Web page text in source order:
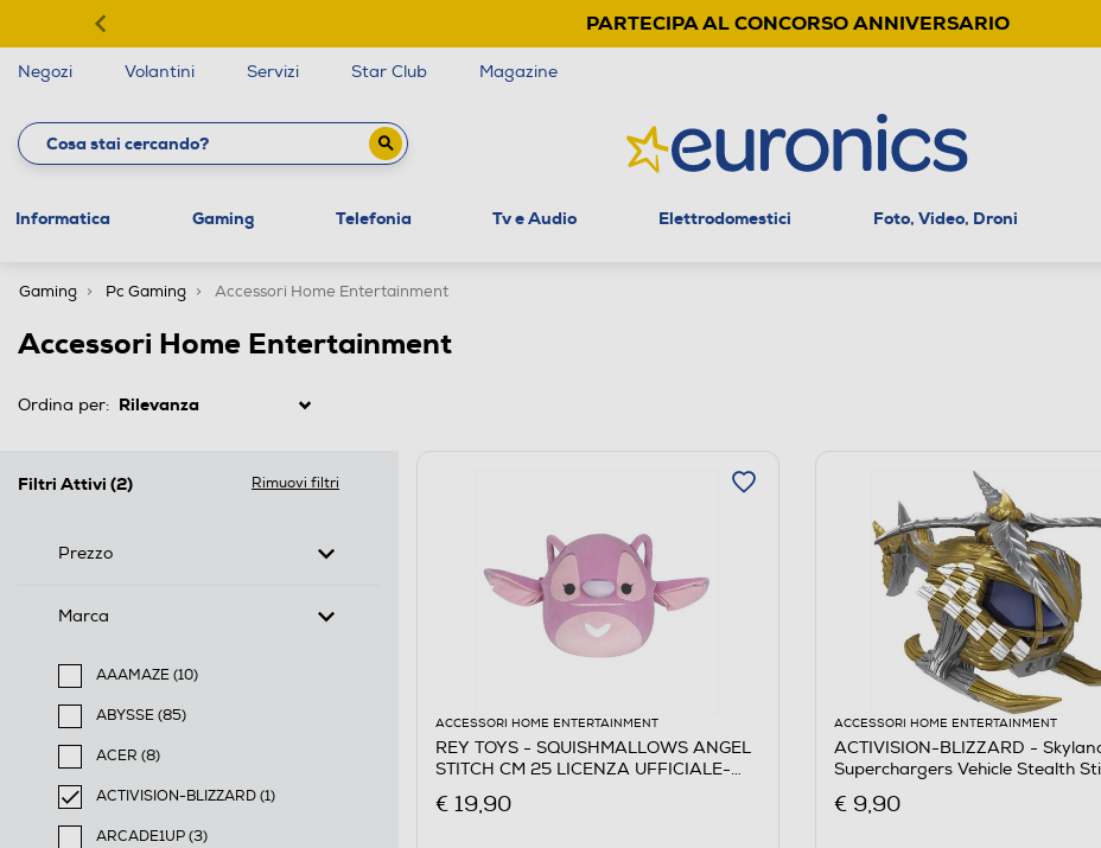
PARTECIPA AL CONCORSO ANNIVERSARIO
Negozi Volantini Servizi Star Club Magazine
Informatica Gaming Telefonia Tv e Audio Elettrodomestici Foto, Video, Droni
Gaming Pc Gaming Accessori Home Entertainment
Accessori Home Entertainment
Ordina per:
Filtri Attivi (2) Rimuovi filtri
Prezzo
Marca
AAAMAZE (10)
Filtra per Marca: AAAMAZE
ABYSSE (85)
Filtra per Marca: ABYSSE
ACER (8)
Filtra per Marca: ACER
ACTIVISION-BLIZZARD (1)
selected Filtro applicato per Marca: ACTIVISION-BLIZZARD
ARCADE1UP (3)
ACCESSORI HOME ENTERTAINMENT
REY TOYS - SQUISHMALLOWS ANGEL
STITCH CM 25 LICENZA UFFICIALE-
€ 19,90
ACCESSORI HOME ENTERTAINMENT
ACTIVISION-BLIZZARD -
Superchargers Vehicle Stealth
€ 9,90